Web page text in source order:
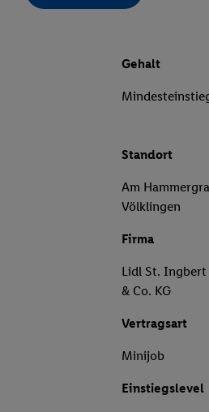
Gehalt
Standort
Am
Völklingen
Firma
Lidl St. Ingbert
& Co. KG
Vertragsart
Minijob
Einstiegslevel